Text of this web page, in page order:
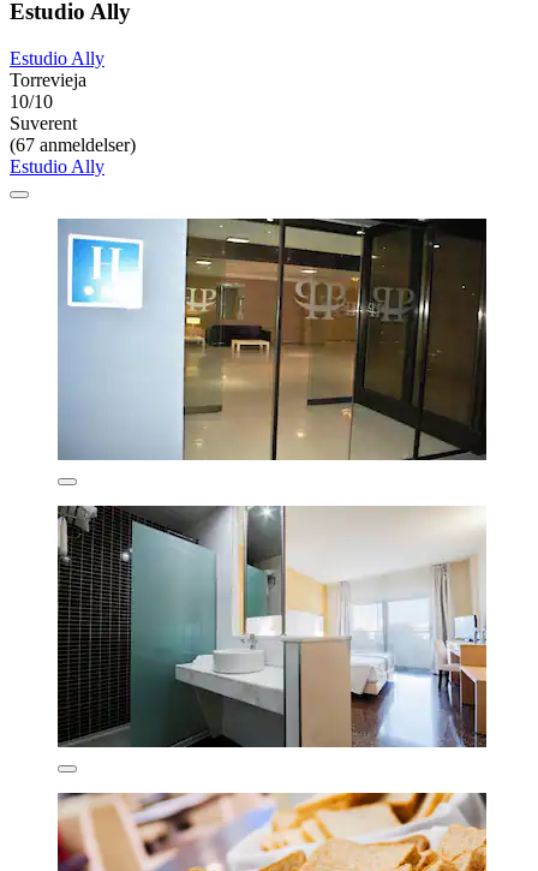
Estudio Ally
Estudio Ally
Torrevieja
10/10
Suverent
(67 anmeldelser)
Estudio Ally